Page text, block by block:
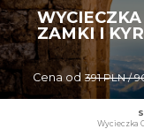
ZAMKI I
Cena od 391 PLN /
Wycieczka